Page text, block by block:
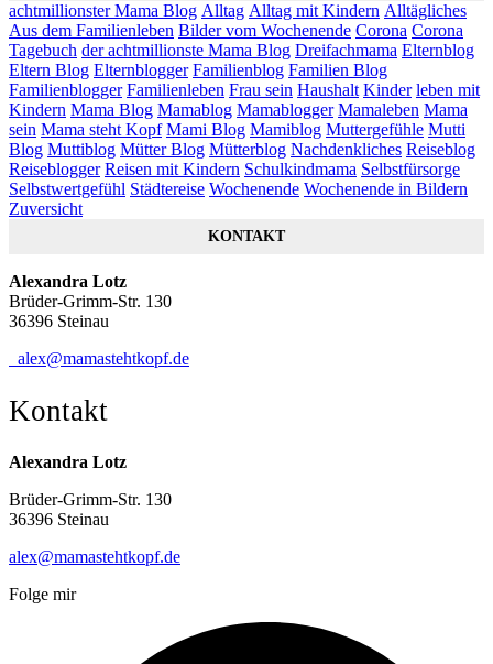
achtmillionster Mama Blog Alltag Alltag mit Kindern Alltägliches
Aus dem Familienleben Bilder vom Wochenende Corona Corona
Tagebuch der achtmillionste Mama Blog Dreifachmama Elternblog
Eltern Blog Elternblogger Familienblog Familien Blog
Familienblogger Familienleben Frau sein Haushalt Kinder leben mit
Kindern Mama Blog Mamablog Mamablogger Mamaleben Mama
sein Mama steht Kopf Mami Blog Mamiblog Muttergefühle Mutti
Blog Muttiblog Mütter Blog Mütterblog Nachdenkliches Reiseblog
Reiseblogger Reisen mit Kindern Schulkindmama Selbstfürsorge
Selbstwertgefühl Städtereise Wochenende Wochenende in Bildern
Zuversicht
KONTAKT
Alexandra Lotz
Brüder-Grimm-Str. 130
36396 Steinau
alex@mamastehtkopf.de
Kontakt
Alexandra Lotz
Brüder-Grimm-Str. 130
36396 Steinau
alex@mamastehtkopf.de
Folge mir